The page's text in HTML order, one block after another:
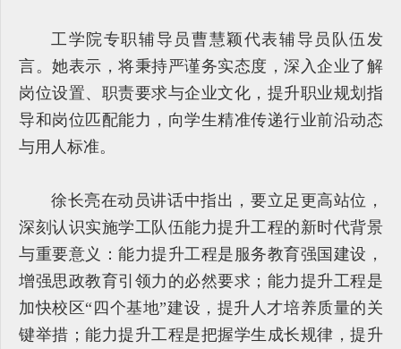
工学院专职辅导员曹慧颖代表辅导员队伍发
言。她表示，将秉持严谨务实态度，深入企业了解
岗位设置、职责要求与企业文化，提升职业规划指
导和岗位匹配能力，向学生精准传递行业前沿动态
与用人标准。
徐长亮在动员讲话中指出，要立足更高站位，
深刻认识实施学工队伍能力提升工程的新时代背景
与重要意义：能力提升工程是服务教育强国建设，
增强思政教育引领力的必然要求；能力提升工程是
加快校区“四个基地”建设，提升人才培养质量的关
键举措；能力提升工程是把握学生成长规律，提升